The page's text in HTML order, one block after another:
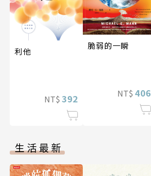
利他
NT$ 392
脆弱的一瞬
NT$ 406
生活最新